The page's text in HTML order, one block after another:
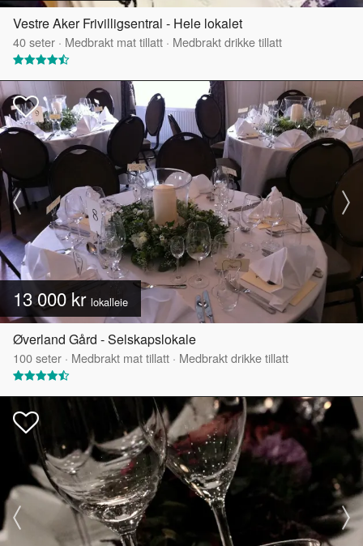
Vestre Aker Frivilligsentral - Hele lokalet
40seter · Medbrakt mat tillatt · Medbrakt drikke tillatt
13 000 kr lokalleie
Øverland Gård - Selskapslokale
100seter · Medbrakt mat tillatt · Medbrakt drikke tillatt